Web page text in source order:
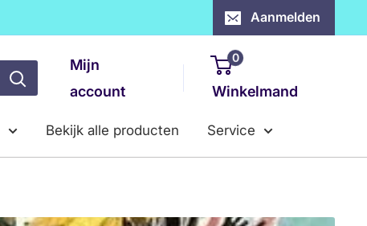
Aanmelden
Mijn
account
0
Winkelmand
Bekijk alle producten Service